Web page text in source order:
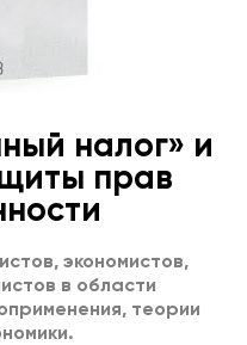
налог» и
прав
экономистов,
в области
теории